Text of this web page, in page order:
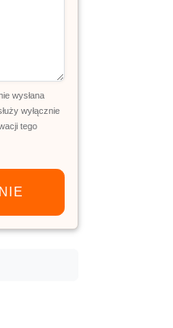
wysłana
wyłącznie
tego